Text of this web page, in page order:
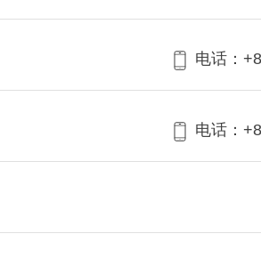
电话：
电话：